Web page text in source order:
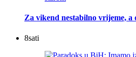
Za vikend nestabilno vrijeme, a
8sati